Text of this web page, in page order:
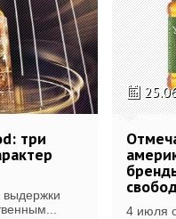
три
выдержки
4 июля